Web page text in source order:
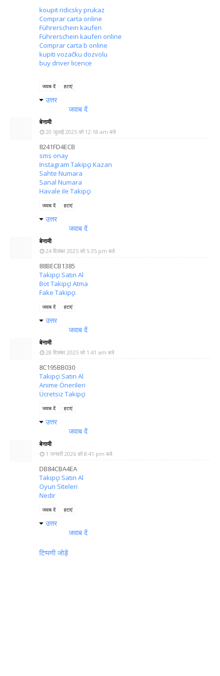
koupit ridicsky prukaz
Comprar carta online
Führerschein kaufen
Führerschein kaufen online
Comprar carta b online
kupiti vozačku dozvolu
buy driver licence
जवाब दें हटाएं
उत्तर
जवाब दें
बेनामी
20 जुलाई 2025 को 12:18 am बजे
8241FD4ECB
sms onay
Instagram Takipçi Kazan
Sahte Numara
Sanal Numara
Havale ile Takipçi
जवाब दें हटाएं
उत्तर
जवाब दें
बेनामी
24 दिसंबर 2025 को 5:35 pm बजे
88BECB1385
Takipçi Satın Al
Bot Takipçi Atma
Fake Takipçi
जवाब दें हटाएं
उत्तर
जवाब दें
बेनामी
28 दिसंबर 2025 को 1:41 am बजे
8C195BB030
Takipçi Satın Al
Anime Önerileri
Ücretsiz Takipçi
जवाब दें हटाएं
उत्तर
जवाब दें
बेनामी
1 जनवरी 2026 को 8:41 pm बजे
DB84CBA4EA
Takipçi Satın Al
Oyun Siteleri
Nedir
जवाब दें हटाएं
उत्तर
जवाब दें
टिप्पणी जोड़ें